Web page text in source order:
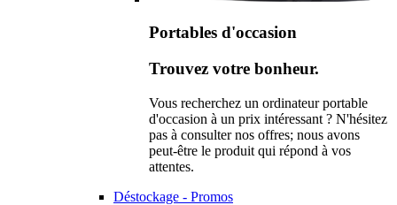
Portables d'occasion
Trouvez votre bonheur.
Vous recherchez un ordinateur portable
d'occasion à un prix intéressant ? N'hésitez
pas à consulter nos offres; nous avons
peut-être le produit qui répond à vos
attentes.
Déstockage - Promos